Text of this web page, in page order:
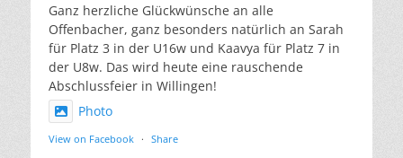
Ganz herzliche Glückwünsche an alle
Offenbacher, ganz besonders natürlich an Sarah
für Platz 3 in der U16w und Kaavya für Platz 7 in
der U8w. Das wird heute eine rauschende
Abschlussfeier in Willingen!
Photo
View on Facebook · Share